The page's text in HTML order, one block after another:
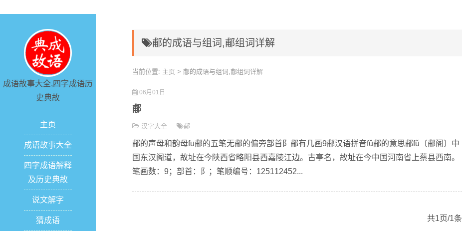
成语故事大全,四字成语历
史典故
主页
成语故事大全
四字成语解释
及历史典故
说文解字
猜成语
郙的成语与组词,郙组词详解
当前位置: 主页 > 郙的成语与组词,郙组词详解
06月01日
郙
汉字大全 郙
郙的声母和韵母fu郙的五笔无郙的偏旁部首阝郙有几画9郙汉语拼音fǔ郙的意思郙fǔ〔郙阁〕中
国东汉阁道，故址在今陕西省略阳县西嘉陵江边。古亭名，故址在今中国河南省上蔡县西南。
笔画数：9；部首：阝；笔顺编号：125112452...
共1页/1条